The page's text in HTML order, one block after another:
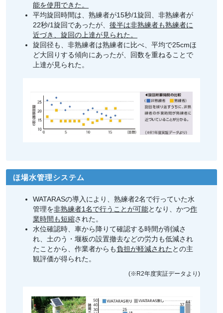
能を使用できた。
平均旋回時間は、熟練者が15秒/1旋回、非熟練者が
22秒/1旋回であったが、後半は非熟練者も熟練者に
近づき、旋回の上達が見られた。
旋回径も、非熟練者は熟練者に比べ、平均で25cmほ
ど大回りする傾向にあったが、回数を重ねることで
上達が見られた。
ほ場水管理システム
WATARASの導入により、熟練者2名で行っていた水
管理を非熟練者1名で行うことが可能となり、かつ作
業時間も短縮された。
水位確認時、車から降りて確認する時間が削減さ
れ、土のう・堰板の設置撤去などの労力も低減され
たことから、作業者からも負担が軽減された との主
観評価が得られた。
(※R2年度実証データより)